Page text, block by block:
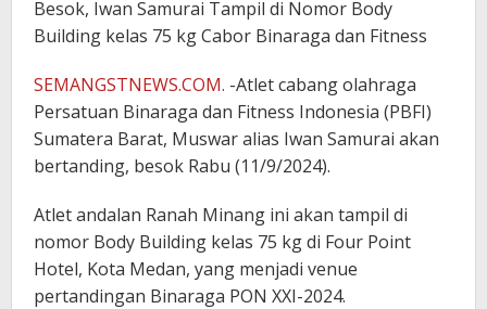
Besok, Iwan Samurai Tampil di Nomor Body
Building kelas 75 kg Cabor Binaraga dan Fitness
SEMANGSTNEWS.COM. -Atlet cabang olahraga
Persatuan Binaraga dan Fitness Indonesia (PBFI)
Sumatera Barat, Muswar alias Iwan Samurai akan
bertanding, besok Rabu (11/9/2024).
Atlet andalan Ranah Minang ini akan tampil di
nomor Body Building kelas 75 kg di Four Point
Hotel, Kota Medan, yang menjadi venue
pertandingan Binaraga PON XXI-2024.